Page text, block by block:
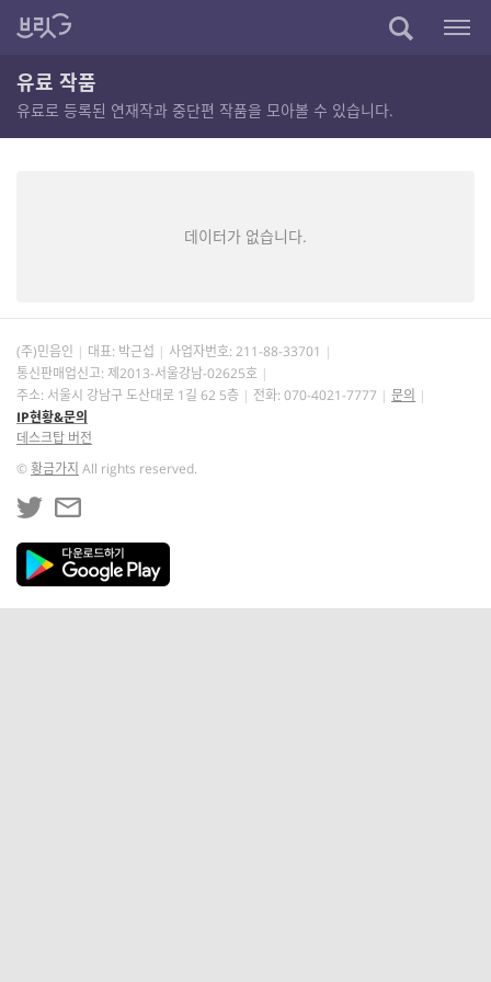
유료 작품
유료로 등록된 연재작과 중단편 작품을 모아볼 수 있습니다.
데이터가 없습니다.
(주)민음인 대표: 박근섭 사업자번호: 211-88-33701
통신판매업신고: 제2013-서울강남-02625호
주소: 서울시 강남구 도산대로 1길 62 5층
전화: 070-4021-7777
문의
IP현황&문의
데스크탑 버전
©황금가지 All rights reserved.